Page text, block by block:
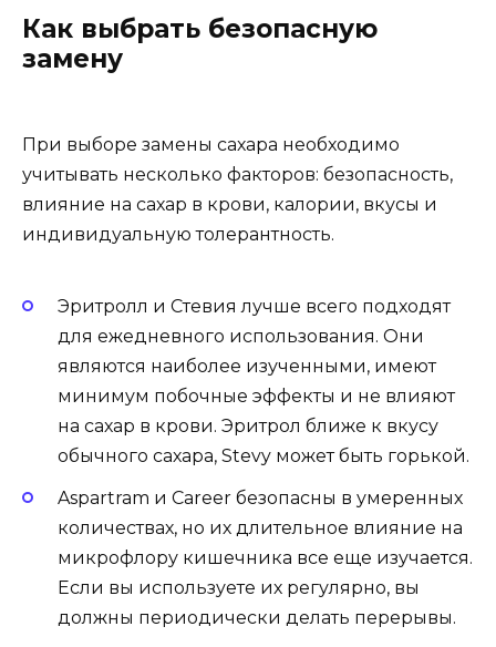
Как выбрать безопасную
замену
При выборе замены сахара необходимо
учитывать несколько факторов: безопасность,
влияние на сахар в крови, калории, вкусы и
индивидуальную толерантность.
Эритролл и Стевия лучше всего подходят
для ежедневного использования. Они
являются наиболее изученными, имеют
минимум побочные эффекты и не влияют
на сахар в крови. Эритрол ближе к вкусу
обычного сахара, Stevy может быть горькой.
Aspartram и Career безопасны в умеренных
количествах, но их длительное влияние на
микрофлору кишечника все еще изучается.
Если вы используете их регулярно, вы
должны периодически делать перерывы.